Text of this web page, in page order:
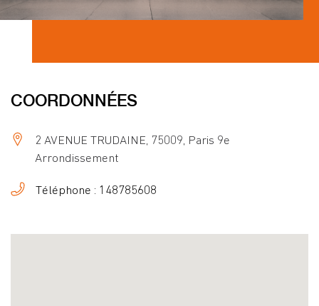
COORDONNÉES
2 AVENUE TRUDAINE, 75009, Paris 9e
Arrondissement
Téléphone : 148785608